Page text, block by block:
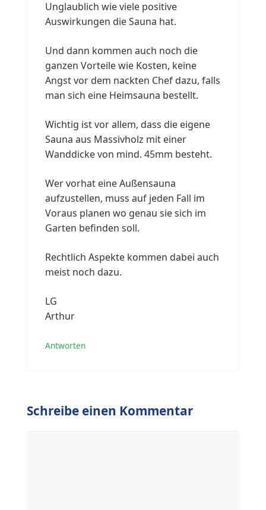
Unglaublich wie viele positive
Auswirkungen die Sauna hat.
Und dann kommen auch noch die
ganzen Vorteile wie Kosten, keine
Angst vor dem nackten Chef dazu, falls
man sich eine Heimsauna bestellt.
Wichtig ist vor allem, dass die eigene
Sauna aus Massivholz mit einer
Wanddicke von mind. 45mm besteht.
Wer vorhat eine Außensauna
aufzustellen, muss auf jeden Fall im
Voraus planen wo genau sie sich im
Garten befinden soll.
Rechtlich Aspekte kommen dabei auch
meist noch dazu.
LG
Arthur
Antworten
Schreibe einen Kommentar